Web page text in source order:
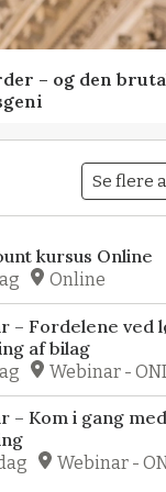
– og den
Se flere
kursus Online
Online
– Fordelene ved
af bilag
Webinar -
– Kom i gang
Webinar -